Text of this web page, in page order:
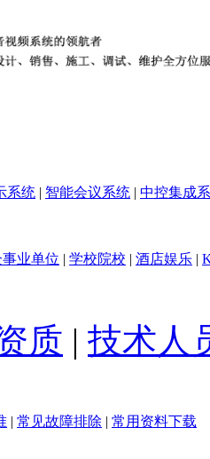
系统 | 智能会议系统 | 中控集成
事业单位 | 学校院校 | 酒店娱乐 |
质 | 技术人
| 常见故障排除 | 常用资料下载